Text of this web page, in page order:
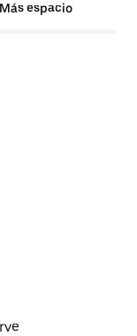
Más espacio